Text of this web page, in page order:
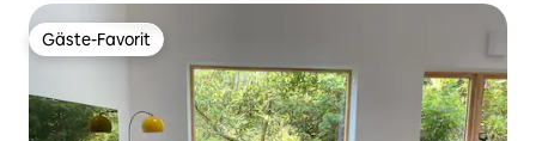
Gäste-Favorit
Gäste-Favorit